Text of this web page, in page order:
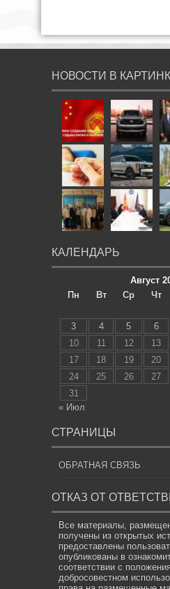
НОВОСТИ В
КАЛЕНДАРЬ
Август
Пн
Вт Ср Чт
3
4 5 6
10
11 12 13
17
18 19 20
24
25 26 27
31
« Июл
СТРАНИЦЫ
ОБРАТНАЯ СВЯЗЬ
ОТКАЗ ОТ
Все материалы,
получены из открытых
предоставлены
опубликованы в
соответствии с
добросовестном